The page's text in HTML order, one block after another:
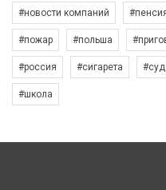
#новости компаний
#пожар #польша
#россия #сигарета #суд
#школа